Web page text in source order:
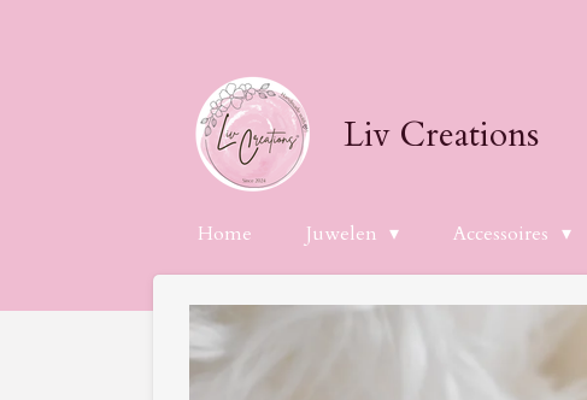
Liv Creations
Home Juwelen Accessoires